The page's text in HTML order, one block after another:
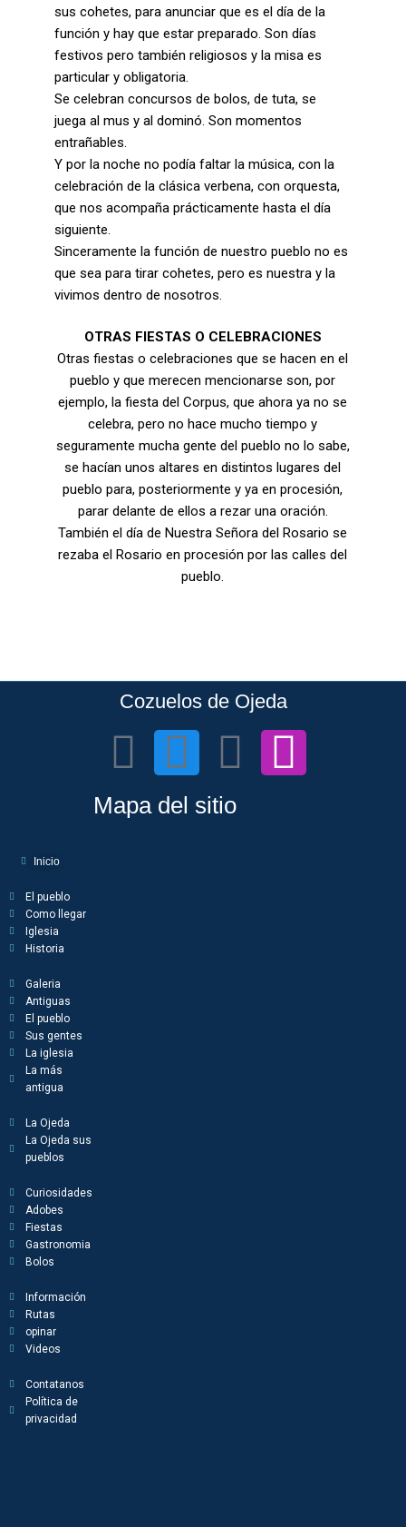
sus cohetes, para anunciar que es el día de la
función y hay que estar preparado. Son días
festivos pero también religiosos y la misa es
particular y obligatoria.
Se celebran concursos de bolos, de tuta, se
juega al mus y al dominó. Son momentos
entrañables.
Y por la noche no podía faltar la música, con la
celebración de la clásica verbena, con orquesta,
que nos acompaña prácticamente hasta el día
siguiente.
Sinceramente la función de nuestro pueblo no es
que sea para tirar cohetes, pero es nuestra y la
vivimos dentro de nosotros.
OTRAS FIESTAS O CELEBRACIONES
Otras fiestas o celebraciones que se hacen en el
pueblo y que merecen mencionarse son, por
ejemplo, la fiesta del Corpus, que ahora ya no se
celebra, pero no hace mucho tiempo y
seguramente mucha gente del pueblo no lo sabe,
se hacían unos altares en distintos lugares del
pueblo para, posteriormente y ya en procesión,
parar delante de ellos a rezar una oración.
También el día de Nuestra Señora del Rosario se
rezaba el Rosario en procesión por las calles del
pueblo.
Cozuelos de Ojeda
Mapa del sitio
Inicio
El pueblo
Como llegar
Iglesia
Historia
Galeria
Antiguas
El pueblo
Sus gentes
La iglesia
La más
antigua
La Ojeda
La Ojeda sus
pueblos
Curiosidades
Adobes
Fiestas
Gastronomia
Bolos
Información
Rutas
opinar
Videos
Contatanos
Política de
privacidad